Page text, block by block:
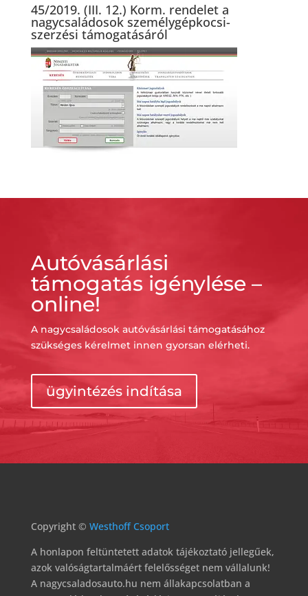
45/2019. (III. 12.) Korm. rendelet a
nagycsaládosok személygépkocsi-
szerzési támogatásáról
Autóvásárlási
támogatás igénylése –
online!
A nagycsaládosok autóvásárlási támogatásához
szükséges kérelmet innen gyorsan elérheti.
ügyintézés indítása
Copyright © Westhoff Csoport
A honlapon feltüntetett adatok tájékoztató jellegűek,
azok valóságtartalmáért felelősséget nem vállalunk!
A nagycsaladosauto.hu nem állakapcsolatban a